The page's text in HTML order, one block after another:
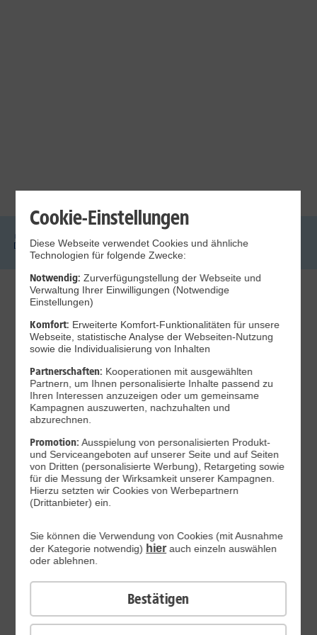
DSL Glasfaser Internet Handys
Mobilfunk-
Laptops
Jetzt unterbrechungsfrei ins sehr gute Netz
wechseln.
ab 29,99
Verfügbarkeit prüfen
Cookie-Einstellungen
Diese Webseite verwendet Cookies und ähnliche
Technologien für folgende Zwecke:
Notwendig: Zurverfügungstellung der Webseite und
Verwaltung Ihrer Einwilligungen (Notwendige
Einstellungen)
Komfort: Erweiterte Komfort-Funktionalitäten für unsere
Webseite, statistische Analyse der Webseiten-Nutzung
sowie die Individualisierung von Inhalten
Partnerschaften: Kooperationen mit ausgewählten
Partnern, um Ihnen personalisierte Inhalte passend zu
Ihren Interessen anzuzeigen oder um gemeinsame
Kampagnen auszuwerten, nachzuhalten und
abzurechnen.
Promotion:Ausspielung von personalisierten Produkt-
und Serviceangeboten auf unserer Seite und auf Seiten
von Dritten (personalisierte Werbung), Retargeting sowie
für die Messung der Wirksamkeit unserer Kampagnen.
Hierzu setzten wir Cookies von Werbepartnern
(Drittanbieter) ein.
Sie können die Verwendung von Cookies (mit Ausnahme
der Kategorie notwendig) hierauch einzeln auswählen
oder ablehnen.
Bestätigen